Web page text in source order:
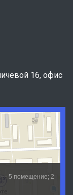
16, офис